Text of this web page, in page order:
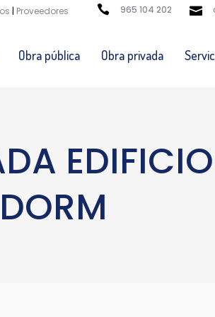
| Proveedores 965 104 202
Obra pública Obra privada